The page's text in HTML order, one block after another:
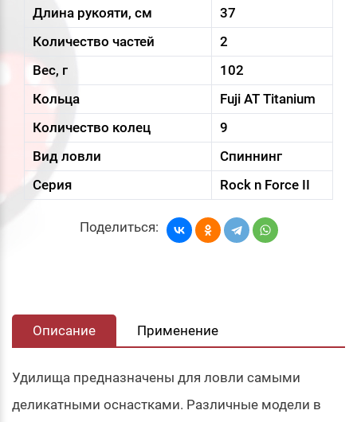
Длина рукояти, см
37
Количество частей
2
Вес, г
102
Кольца
Fuji AT Titanium
Количество колец
9
Вид ловли
Спиннинг
Серия
Rock n Force II
Поделиться:
Описание Применение
Удилища предназначены для ловли самыми
деликатными оснастками. Различные модели в